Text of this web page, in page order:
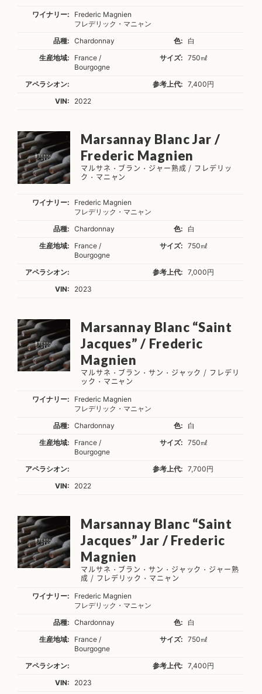
ワイナリー:
Frederic Magnien
フレデリック・マニャン
品種:
Chardonnay 色:
白
生産地域:
France /
Bourgogne
サイズ: 750㎖
アペラシオン: 参考上代:
7,400円
VIN:
2022
Marsannay Blanc Jar /
Frederic Magnien
マルサネ・ブラン・ジャー熟成 / フレデリッ
ク・マニャン
ワイナリー:
Frederic Magnien
フレデリック・マニャン
品種:
Chardonnay 色:
白
生産地域:
France /
Bourgogne
サイズ: 750㎖
アペラシオン: 参考上代:
7,000円
VIN:
2023
Marsannay Blanc “Saint
Jacques” / Frederic
Magnien
マルサネ・ブラン・サン・ジャック / フレデリ
ック・マニャン
ワイナリー:
Frederic Magnien
フレデリック・マニャン
品種:
Chardonnay 色:
白
生産地域:
France /
Bourgogne
サイズ: 750㎖
アペラシオン: 参考上代:
7,700円
VIN:
2022
Marsannay Blanc “Saint
Jacques” Jar / Frederic
Magnien
マルサネ・ブラン・サン・ジャック・ジャー熟
成 / フレデリック・マニャン
ワイナリー:
Frederic Magnien
フレデリック・マニャン
品種:
Chardonnay 色:
白
生産地域:
France /
Bourgogne
サイズ: 750㎖
アペラシオン: 参考上代:
7,400円
VIN:
2023